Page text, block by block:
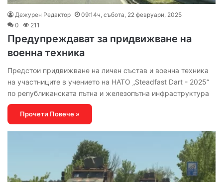
Дежурен Редактор
09:14ч, събота, 22 февруари, 2025
0
211
Предупреждават за придвижване на
военна техника
Предстои придвижване на личен състав и военна техника
на участниците в учението на НАТО „Steadfast Dart - 2025“
по републиканската пътна и железопътна инфраструктура
Прочети Повече »